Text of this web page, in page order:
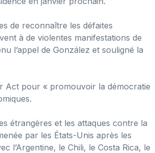
de reconnaître les défaites
à de violentes manifestations de
l’appel de González et souligné la
Act pour « promouvoir la démocratie
étrangères et les attaques contre la
par les États-Unis après les
l’Argentine, le Chili, le Costa Rica, le